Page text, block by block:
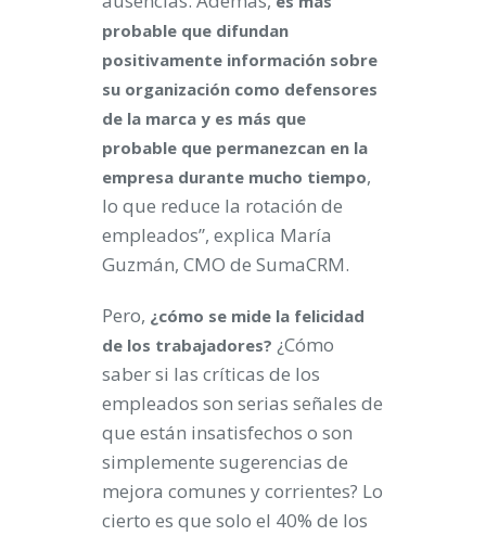
probable que difundan
positivamente información sobre
su organización como defensores
de la marca y es más que
probable que permanezcan en la
empresa durante mucho tiempo,
lo que reduce la rotación de
empleados”, explica María
Guzmán, CMO de SumaCRM.
Pero, ¿cómo se mide la felicidad
de los trabajadores? ¿Cómo
saber si las críticas de los
empleados son serias señales de
que están insatisfechos o son
simplemente sugerencias de
mejora comunes y corrientes? Lo
cierto es que solo el 40% de los